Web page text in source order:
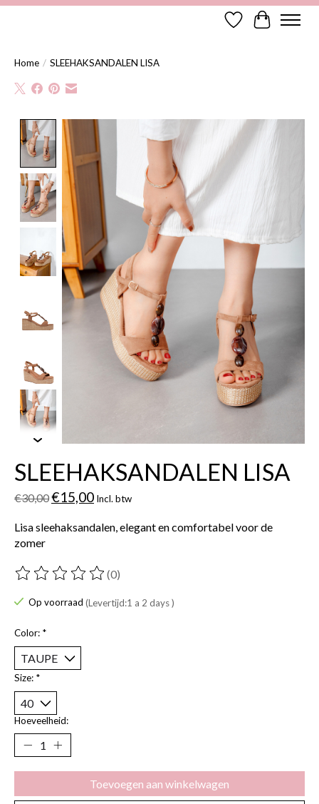
Verlanglijst
Home / SLEEHAKSANDALEN LISA
Product image slideshow Items
SLEEHAKSANDALEN LISA
€30,00€15,00 Incl. btw
Lisa sleehaksandalen, elegant en comfortabel voor de
zomer
De beoordeling van dit product is
(0)
Op voorraad (Levertijd:1 a 2 days )
Color: *
Size: *
Hoeveelheid:
Toevoegen aan winkelwagen